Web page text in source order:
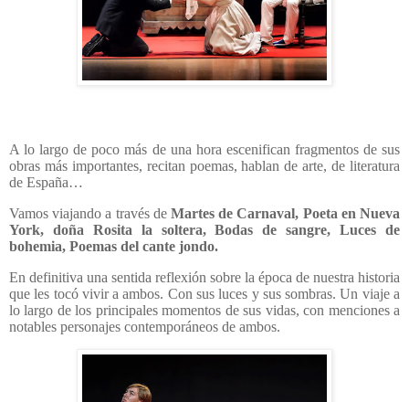
A lo largo de poco más de una hora escenifican fragmentos de sus
obras más importantes, recitan poemas, hablan de arte, de literatura
de España…
Vamos viajando a través de Martes de Carnaval, Poeta en Nueva
York, doña Rosita la soltera, Bodas de sangre, Luces de
bohemia, Poemas del cante jondo.
En definitiva una sentida reflexión sobre la época de nuestra historia
que les tocó vivir a ambos. Con sus luces y sus sombras. Un viaje a
lo largo de los principales momentos de sus vidas, con menciones a
notables personajes contemporáneos de ambos.